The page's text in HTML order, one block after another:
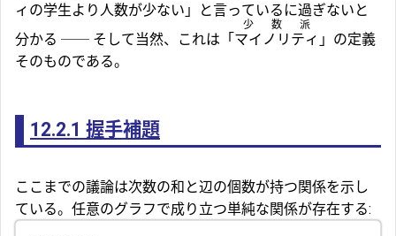
ィの学生より人数が少ない」と言っているに過ぎないと
分かる ── そして当然、これは「マイノリティ
少数派
」の定義
そのものである。
12.2.1 握手補題
ここまでの議論は次数の和と辺の個数が持つ関係を示し
ている。任意のグラフで成り立つ単純な関係が存在する: